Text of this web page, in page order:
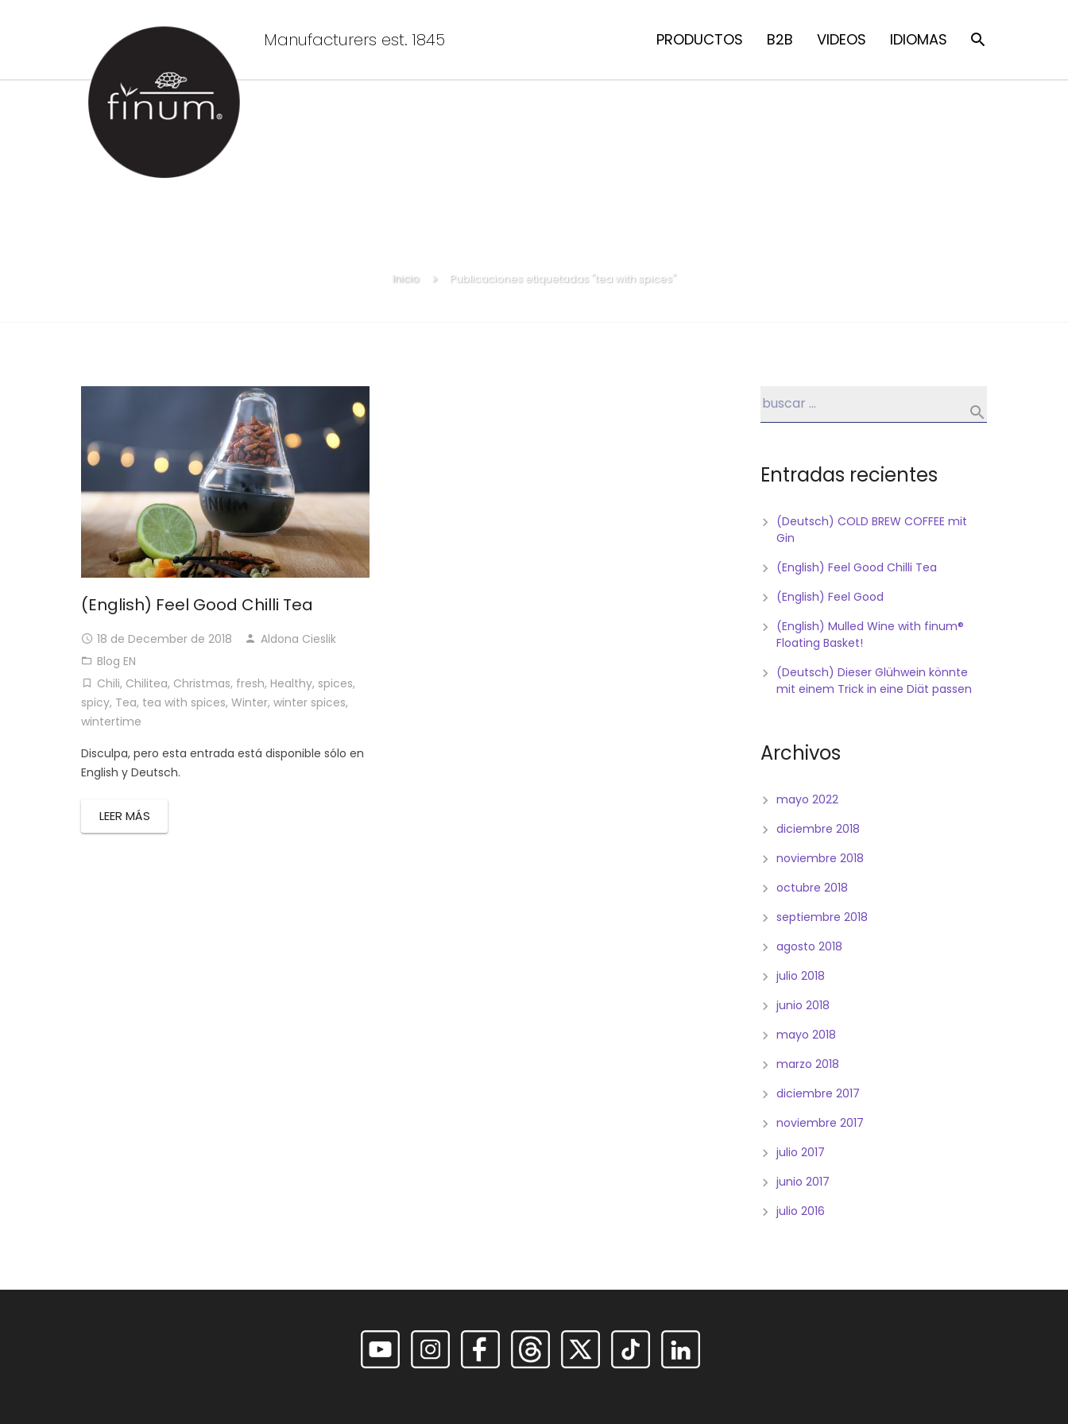
Manufacturers est. 1845 PRODUCTOS B2B VIDEOS IDIOMAS
Inicio Publicaciones etiquetadas "tea with spices"
(English) Feel Good Chilli Tea
18 de December de 2018
Aldona Cieslik
Blog EN
Chili, Chilitea, Christmas, fresh, Healthy, spices,
spicy, Tea, tea with spices, Winter, winter spices,
wintertime
Disculpa, pero esta entrada está disponible sólo en
English y Deutsch.
LEER MÁS
Entradas recientes
(Deutsch) COLD BREW COFFEE mit
Gin
(English) Feel Good Chilli Tea
(English) Feel Good
(English) Mulled Wine with finum®
Floating Basket!
(Deutsch) Dieser Glühwein könnte
mit einem Trick in eine Diät passen
Archivos
mayo 2022
diciembre 2018
noviembre 2018
octubre 2018
septiembre 2018
agosto 2018
julio 2018
junio 2018
mayo 2018
marzo 2018
diciembre 2017
noviembre 2017
julio 2017
junio 2017
julio 2016